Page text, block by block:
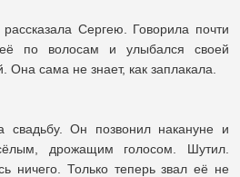
Cергею. Говорила почти
по волосам и улыбался своей
сама не знает, как заплакала.
свадьбу. Он позвонил накануне и
дрожащим голосом. Шутил.
ничего. Только теперь звал её не